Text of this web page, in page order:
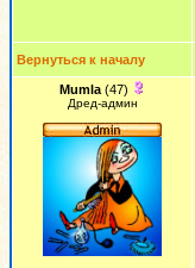
Вернуться к началу
Mumla (47)
Дред-админ